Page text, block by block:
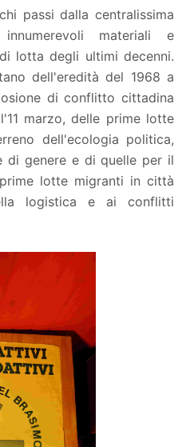
passi dalla centralissima
materiali e
lotta degli ultimi decenni.
dell'eredità del 1968 a
di conflitto cittadina
marzo, delle prime lotte
dell'ecologia politica,
di genere e di quelle per il
lotte migranti in città
logistica e ai conflitti